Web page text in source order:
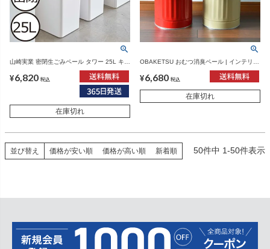
山崎実業 密閉生ごみペール タワー 25L キャ
シリーズ・ゴミ箱
¥6,820 税込
在庫切れ
OBAKETSU おむつ消臭ペール | インテリア
¥6,680 税込
在庫切れ
並び替え 価格が安い順 価格が高い順 新着順 50件中 1-50件表示